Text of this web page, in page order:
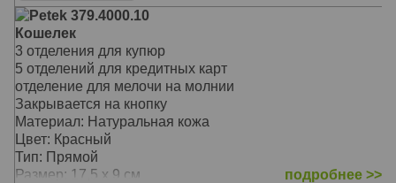
На закрывающемся блоке имеются еще пять
прорезных карманов для карточек, окошко для
документов из прозрачной прочной сетки и одно
дополнительное отделение
Перед монетницей на внешней стороне находятся два
кармашка для карточек и одно дополнительное
отделение для бумаг на всю длину портмоне
Материал: Натуральная кожа
Цвет: Бордовый
Тип: прямой
Petek 379.4000.10
Кошелек
3 отделения для купюр
5 отделений для кредитных карт
отделение для мелочи на молнии
Закрывается на кнопку
Материал: Натуральная кожа
Цвет: Красный
Тип: Прямой
Размер: 17,5 х 9 см
подробнее >>